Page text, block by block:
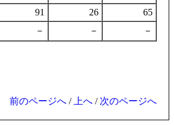
91 26
65
－ － －
前のページへ / 上へ / 次のページへ